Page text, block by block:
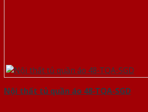
Nội thất tủ quần áo 48-TQA-SGD